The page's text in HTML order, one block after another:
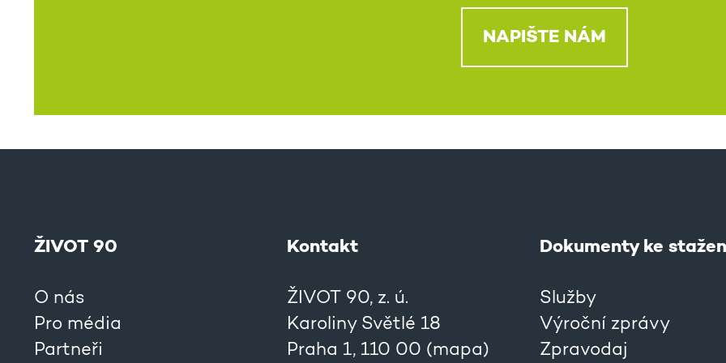
NAPIŠTE NÁM
ŽIVOT 90
O nás
Pro média
Partneři
Kontakt
ŽIVOT 90, z. ú.
Karoliny Světlé 18
Praha 1, 110 00 (mapa)
Dokumenty ke
Služby
Výroční zprávy
Zpravodaj